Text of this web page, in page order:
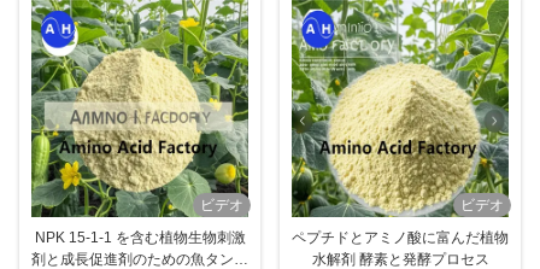
ビデオ
NPK 15-1-1 を含む植物生物刺激
剤と成長促進剤のための魚タンパ
ビデオ
ペプチドとアミノ酸に富んだ植物
水解剤 酵素と発酵プロセス